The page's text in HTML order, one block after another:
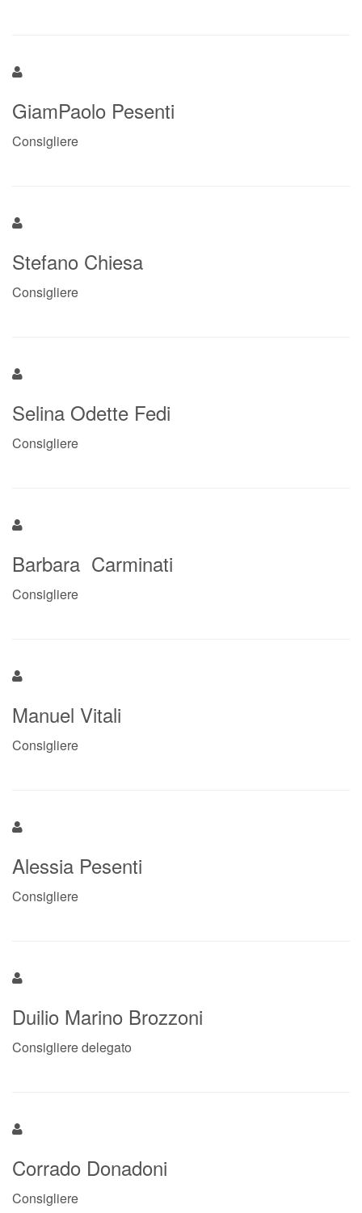
GiamPaolo Pesenti
Consigliere
Stefano Chiesa
Consigliere
Selina Odette Fedi
Consigliere
Barbara Carminati
Consigliere
Manuel Vitali
Consigliere
Alessia Pesenti
Consigliere
Duilio Marino Brozzoni
Consigliere delegato
Corrado Donadoni
Consigliere